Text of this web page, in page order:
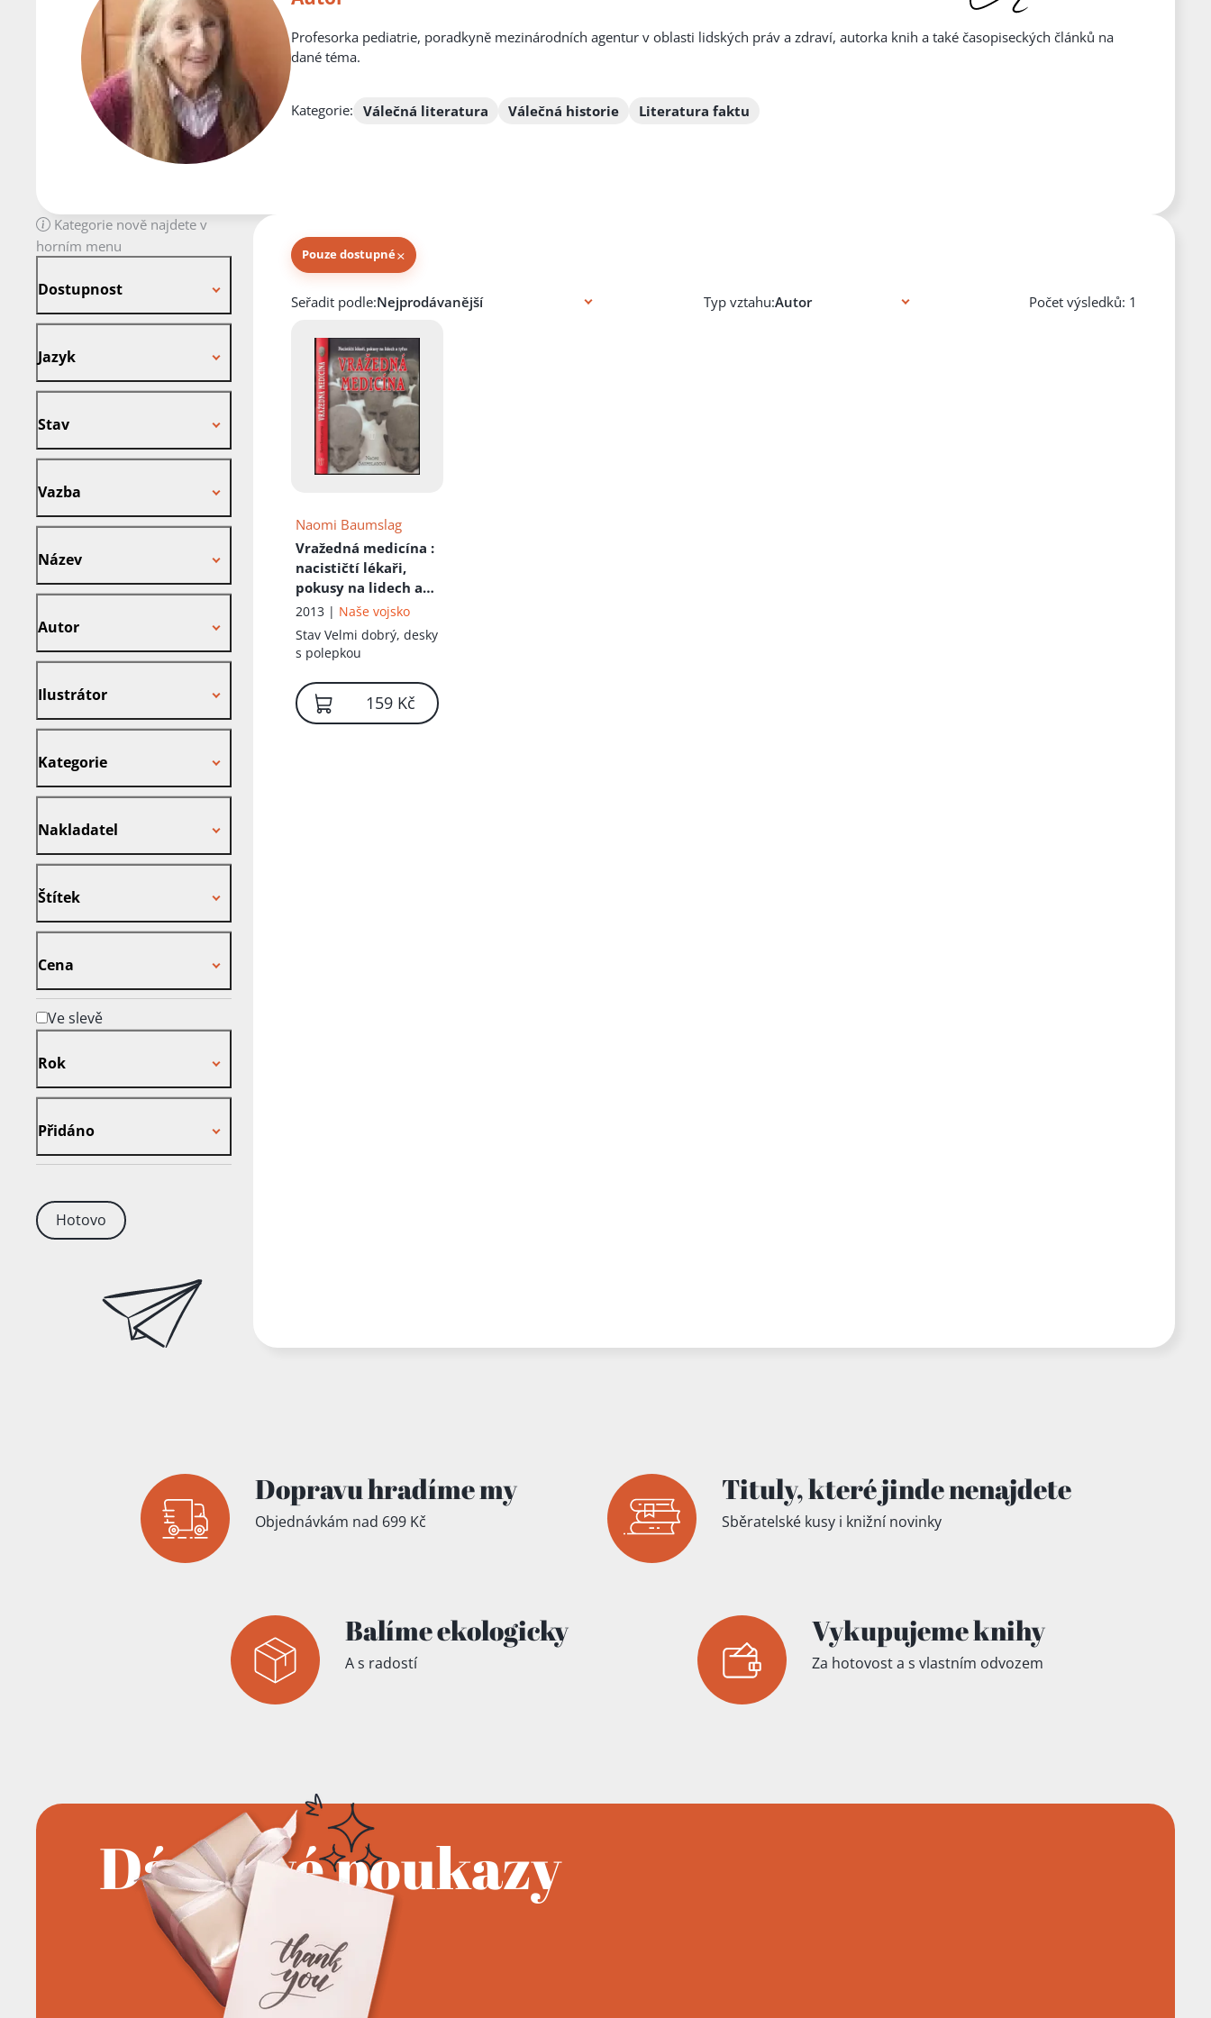
Profesorka pediatrie, poradkyně mezinárodních agentur v oblasti lidských práv a zdraví, autorka knih a také časopiseckých článků na
dané téma.
Kategorie: Válečná literatura Válečná historie Literatura faktu
Kategorie nově najdete v
horním menu
Dostupnost
Jazyk
Stav
Vazba
Název
Autor
Ilustrátor
Kategorie
Nakladatel
Štítek
Cena
Ve slevě
Rok
Přidáno
Hotovo
Pouze dostupné×
Knihy autora
Seřadit podle: Typ vztahu: Počet výsledků: 1
Naomi Baumslag
Vražedná medicína :
nacističtí lékaři,
pokusy na lidech a
tyfus
2013 | Naše vojsko
StavVelmi dobrý, desky
s polepkou
159 Kč
Dopravu hradíme my
Objednávkám nad 699 Kč
Tituly,které jindenenajdete
Sběratelské kusy i knižní novinky
Balíme ekologicky
A s radostí
Vykupujeme knihy
Za hotovost a s vlastním odvozem
Dárkové poukazy
Přidáno do košíku!